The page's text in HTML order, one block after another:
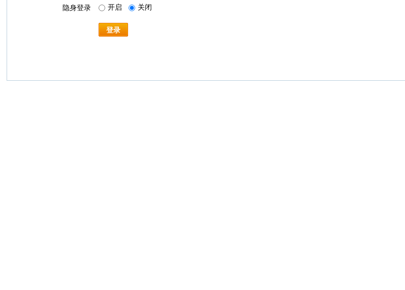
隐身登录 开启 关闭
登录